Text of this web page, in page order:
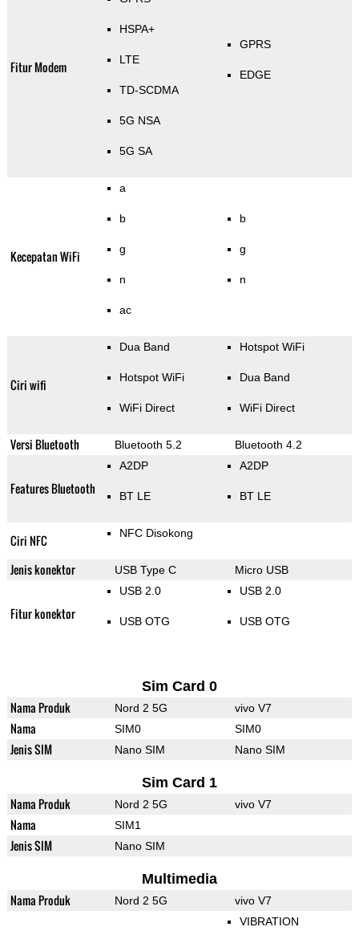
Fitur Modem
HSPA+
LTE
TD-SCDMA
5G NSA
5G SA
GPRS
EDGE
Kecepatan WiFi
a
b
g
n
ac
b
g
n
Ciri wifi
Dua Band
Hotspot WiFi
WiFi Direct
Hotspot WiFi
Dua Band
WiFi Direct
Versi Bluetooth Bluetooth 5.2 Bluetooth 4.2
Features Bluetooth
A2DP
BT LE
A2DP
BT LE
Ciri NFC NFC Disokong
Jenis konektor USB Type C Micro USB
Fitur konektor
USB 2.0
USB OTG
USB 2.0
USB OTG
Sim Card 0
Nama Produk Nord 2 5G vivo V7
Nama SIM0 SIM0
Jenis SIM Nano SIM Nano SIM
Sim Card 1
Nama Produk Nord 2 5G vivo V7
Nama SIM1
Jenis SIM Nano SIM
Multimedia
Nama Produk Nord 2 5G vivo V7
VIBRATION